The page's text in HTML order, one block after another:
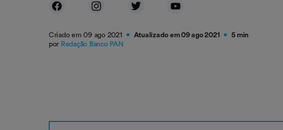
Criado em 09 ago 2021 ● Atualizado em 09 ago 2021 ●
5 min
por Redação Banco PAN